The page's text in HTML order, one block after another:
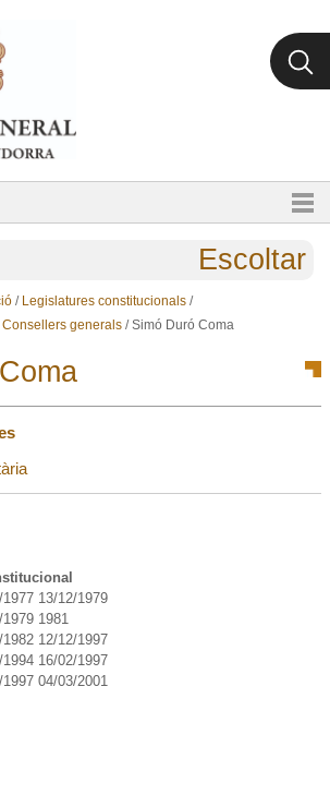
Escoltar
/ Legislatures constitucionals /
Consellers generals /Simó Duró Coma
13/12/1979
1981
12/12/1997
16/02/1997
04/03/2001